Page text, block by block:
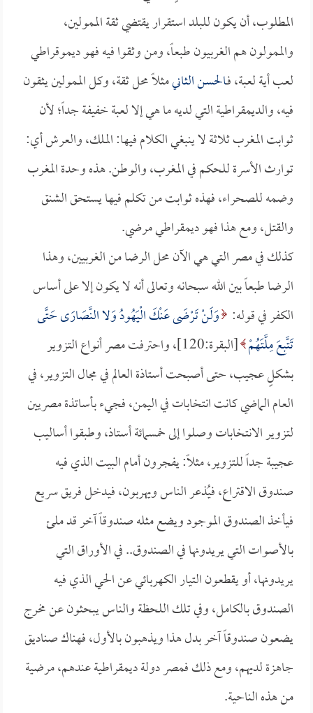
المطلوب، أن يكون للبلد استقرار يقتضي ثقة الممولين،
والممولون هم الغربيون طبعاً، ومن وثقوا فيه فهو ديموقراطي
لعب أية لعبة، فـالحسن الثانيمثلاً محل ثقة، وكل الممولين يثقون
فيه، والديمقراطية التي لديه ما هي إلا لعبة خفيفة جداً؛ لأن
ثوابت المغرب ثلاثة لا ينبغي الكلام فيها: الملك، والعرش أي:
توارث الأسرة للحكم في المغرب، والوطن. هذه وحدة المغرب
وضمه للصحراء، فهذه ثوابت من تكلم فيها يستحق الشنق
والقتل، ومع هذا فهو ديمقراطي مرضي.
كذلك في مصر التي هي الآن محل الرضا من الغربيين، وهذا
الرضا طبعاً بين الله سبحانه وتعالى أنه لا يكون إلا على أساس
الكفر في قوله: وَلَنْ تَرْضَى عَنْكَ الْيَهُودُ وَلا النَّصَارَى حَتَّى
تَتَّبِعَ مِلَّتَهُمْ
[البقرة:120]، واحترفت مصر أنواع التزوير
بشكلٍ عجيب، حتى أصبحت أستاذة العالم في مجال التزوير، في
العام الماضي كانت انتخابات في اليمن، فجيء بأساتذة مصريين
لتزوير الانتخابات وصلوا إلى خمسمائة أستاذ، وطبقوا أساليب
عجيبة جداً للتزوير، مثلاً: يفجرون أمام البيت الذي فيه
صندوق الاقتراع، فيُذعر الناس ويهربون، فيدخل فريق سريع
فيأخذ الصندوق الموجود ويضع مثله صندوقاً آخر قد ملئ
بالأصوات التي يريدونها في الصندوق.. في الأوراق التي
يريدونها، أو يقطعون التيار الكهربائي عن الحي الذي فيه
الصندوق بالكامل، وفي تلك اللحظة والناس يبحثون عن مخرج
يضعون صندوقاً آخر بدل هذا ويذهبون بالأول، فهناك صناديق
جاهزة لديهم، ومع ذلك فمصر دولة ديمقراطية عندهم، مرضية
من هذه الناحية.